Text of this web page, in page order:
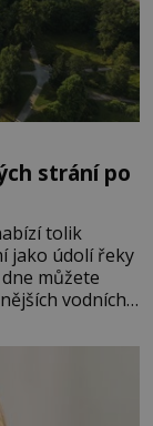
strání po
tolik
jako údolí řeky
můžete
vodních
památek ve